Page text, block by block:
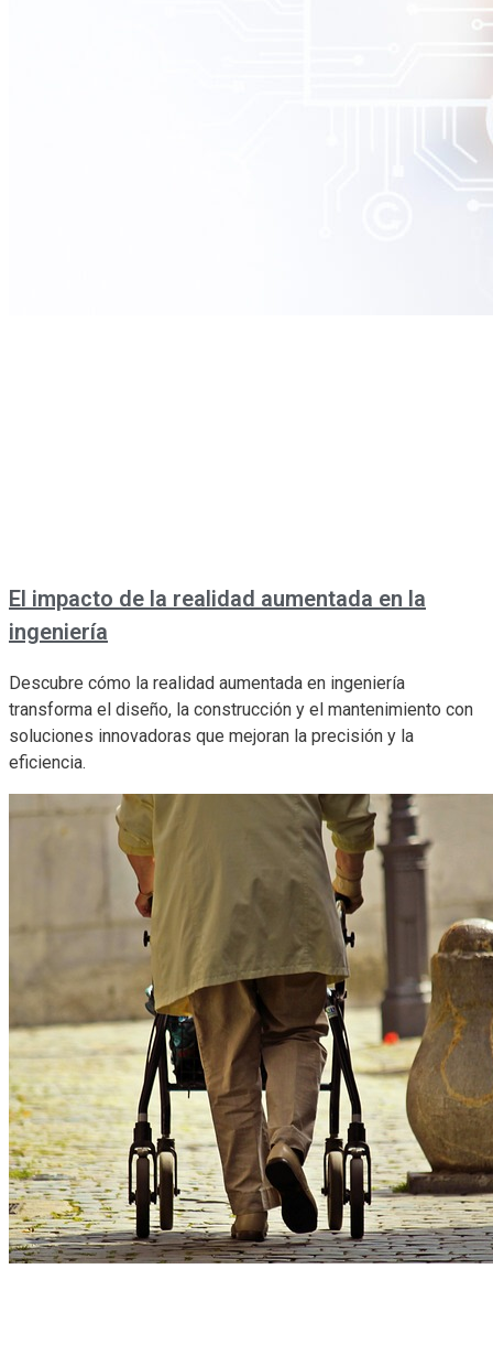
El impacto de la realidad aumentada en la
ingeniería
Descubre cómo la realidad aumentada en ingeniería
transforma el diseño, la construcción y el mantenimiento con
soluciones innovadoras que mejoran la precisión y la
eficiencia.